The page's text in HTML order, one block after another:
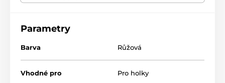
no nohy
- houpací dřevěné lišty
- možnost demontáže houpacího rámu
- baterie (3x AA) nejsou součástí hračky
- nosnost do 30 kg
Rozměry: cca 74x28x58 cm
Parametry
Barva Růžová
Vhodné pro Pro holky